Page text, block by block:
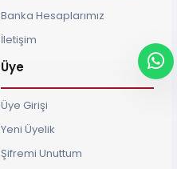
Banka Hesaplarımız
İletişim
Üye
Üye Girişi
Yeni Üyelik
Şifremi Unuttum